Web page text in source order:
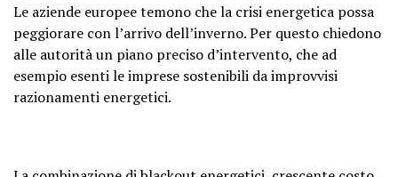
Le aziende europee temono che la crisi energetica possa
peggiorare con l’arrivo dell’inverno. Per questo chiedono
alle autorità un piano preciso d’intervento, che ad
esempio esenti le imprese sostenibili da improvvisi
razionamenti energetici.